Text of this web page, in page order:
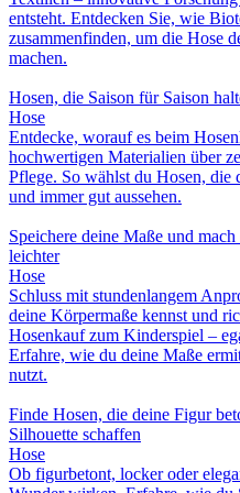
entsteht. Entdecken Sie, wie
zusammenfinden, um die Hose
machen.
Hosen, die Saison für Saison
Hose
Entdecke, worauf es beim
hochwertigen Materialien über
Pflege. So wählst du Hosen, die
und immer gut aussehen.
Speichere deine Maße und
leichter
Hose
Schluss mit stundenlangem
deine Körpermaße kennst und
Hosenkauf zum Kinderspiel –
Erfahre, wie du deine Maße
nutzt.
Finde Hosen, die deine Figur
Silhouette schaffen
Hose
Ob figurbetont, locker oder